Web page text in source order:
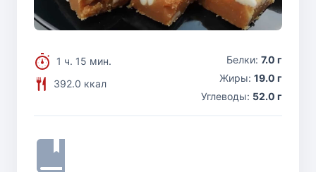
1 ч. 15 мин.
392.0 ккал
Белки: 7.0 г
Жиры: 19.0 г
Углеводы: 52.0 г